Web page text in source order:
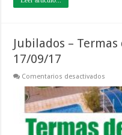
Jubilados –
17/09/17
Comentarios desactivados
–
de
–
17/